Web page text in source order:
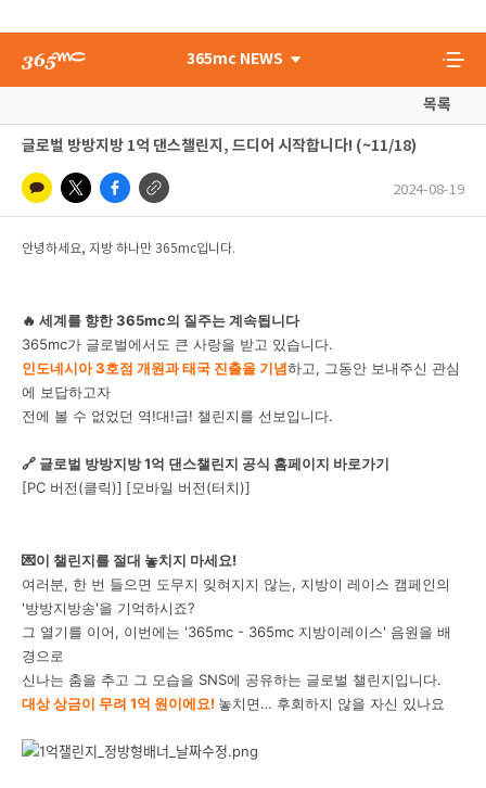
365mc NEWS
목록
글로벌 방방지방 1억 댄스챌린지, 드디어 시작합니다! (~11/18)
2024-08-19
안녕하세요, 지방 하나만 365mc입니다.
🔥 세계를 향한 365mc의 질주는 계속됩니다
365mc가 글로벌에서도 큰 사랑을 받고 있습니다.
인도네시아 3호점 개원과 태국 진출을 기념하고, 그동안 보내주신 관심
에 보답하고자
전에 볼 수 없었던 역!대!급! 챌린지를 선보입니다.
🔗 글로벌 방방지방 1억 댄스챌린지 공식 홈페이지 바로가기
[PC 버전(클릭)] [모바일 버전(터치)]
💌이 챌린지를 절대 놓치지 마세요!
여러분, 한 번 들으면 도무지 잊혀지지 않는, 지방이 레이스 캠페인의
'방방지방송'을 기억하시죠?
그 열기를 이어, 이번에는 '365mc - 365mc 지방이레이스' 음원을 배
경으로
신나는 춤을 추고 그 모습을 SNS에 공유하는 글로벌 챌린지입니다.
대상 상금이 무려 1억 원이에요! 놓치면… 후회하지 않을 자신 있나요